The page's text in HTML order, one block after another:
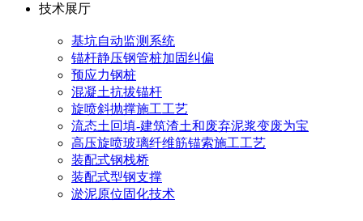
技术展厅
基坑自动监测系统
锚杆静压钢管桩加固纠偏
预应力钢桩
混凝土抗拔锚杆
旋喷斜抛撑施工工艺
流态土回填-建筑渣土和废弃泥浆变废为宝
高压旋喷玻璃纤维筋锚索施工工艺
装配式钢栈桥
装配式型钢支撑
淤泥原位固化技术